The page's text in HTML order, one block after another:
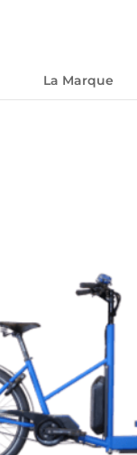
La Marque